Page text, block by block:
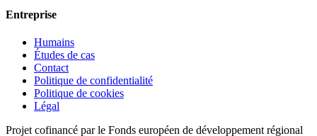
Entreprise
Humains
Études de cas
Contact
Politique de confidentialité
Politique de cookies
Légal
Projet cofinancé par le Fonds européen de développement régional